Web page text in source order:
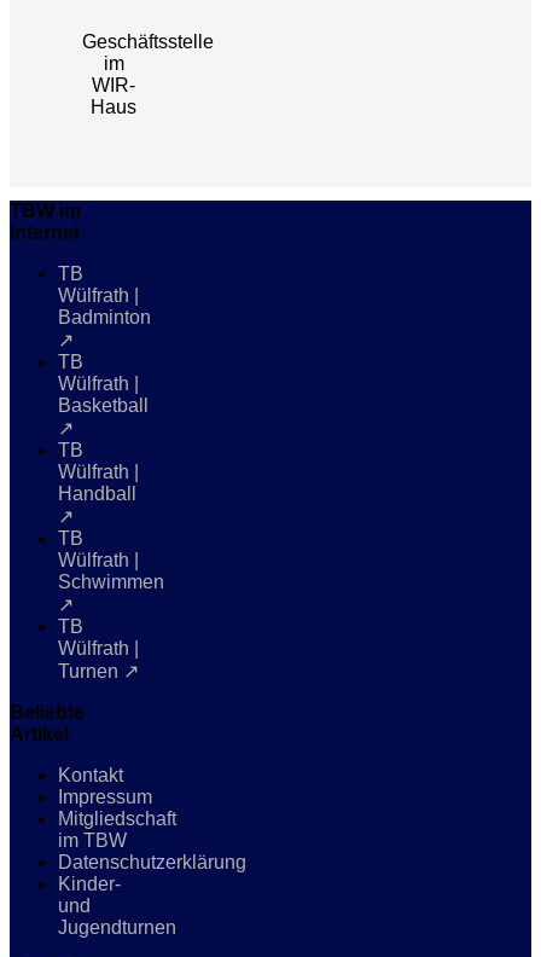
Geschäftsstelle
im
WIR-
Haus
TBW im
Internet
TB
Wülfrath |
Badminton
↗
TB
Wülfrath |
Basketball
↗
TB
Wülfrath |
Handball
↗
TB
Wülfrath |
Schwimmen
↗
TB
Wülfrath |
Turnen ↗
Beliebte
Artikel
Kontakt
Impressum
Mitgliedschaft
im TBW
Datenschutzerklärung
Kinder-
und
Jugendturnen